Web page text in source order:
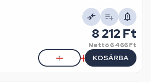
8 212 Ft
Nettó6 466 Ft
KOSÁRBA